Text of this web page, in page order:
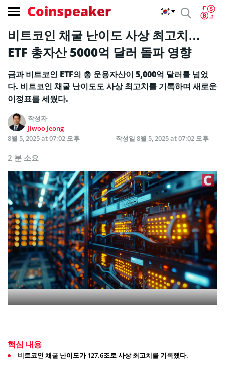
Coinspeaker
비트코인 채굴 난이도 사상 최고치…
ETF 총자산 5000억 달러 돌파 영향
금과 비트코인 ETF의 총 운용자산이 5,000억 달러를 넘었
다. 비트코인 채굴 난이도도 사상 최고치를 기록하며 새로운
이정표를 세웠다.
작성자
Jiwoo Jeong
8월 5, 2025 at 07:02 오후
작성일 8월 5, 2025 at 07:02 오후
2 분 소요
핵심 내용
비트코인 채굴 난이도가 127.6조로 사상 최고치를 기록했다.